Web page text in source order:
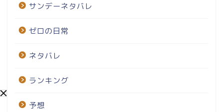
サンデーネタバレ
ゼロの日常
ネタバレ
ランキング
予想